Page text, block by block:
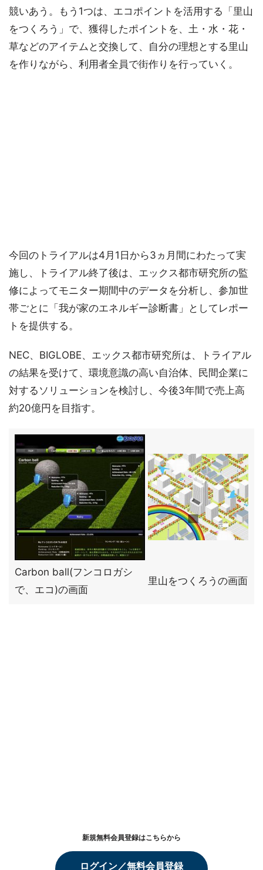
競いあう。もう1つは、エコポイントを活用する「里山
をつくろう」で、獲得したポイントを、土・水・花・
草などのアイテムと交換して、自分の理想とする里山
を作りながら、利用者全員で街作りを行っていく。
今回のトライアルは4月1日から3ヵ月間にわたって実
施し、トライアル終了後は、エックス都市研究所の監
修によってモニター期間中のデータを分析し、参加世
帯ごとに「我が家のエネルギー診断書」としてレポー
トを提供する。
NEC、BIGLOBE、エックス都市研究所は、トライアル
の結果を受けて、環境意識の高い自治体、民間企業に
対するソリューションを検討し、今後3年間で売上高
約20億円を目指す。
Carbon ball(フンコロガシ
で、エコ)の画面
里山をつくろうの画面
新規無料会員登録はこちらから
ログイン／無料会員登録